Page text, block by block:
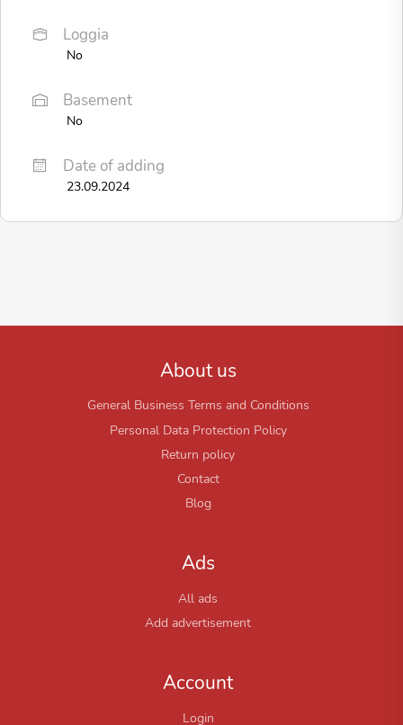
Loggia
No
Basement
No
Date of adding
23.09.2024
About us
General Business Terms and Conditions
Personal Data Protection Policy
Return policy
Contact
Blog
Ads
All ads
Add advertisement
Account
Login